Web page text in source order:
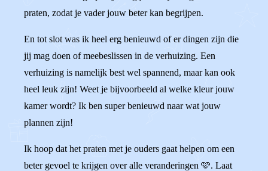
praten, zodat je vader jouw beter kan begrijpen.
En tot slot was ik heel erg benieuwd of er dingen zijn die
jij mag doen of meebeslissen in de verhuizing. Een
verhuizing is namelijk best wel spannend, maar kan ook
heel leuk zijn! Weet je bijvoorbeeld al welke kleur jouw
kamer wordt? Ik ben super benieuwd naar wat jouw
plannen zijn!
Ik hoop dat het praten met je ouders gaat helpen om een
beter gevoel te krijgen over alle veranderingen 🩷. Laat